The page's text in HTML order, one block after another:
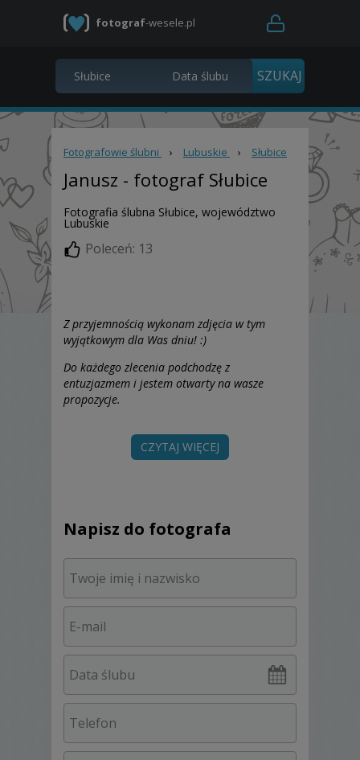
fotograf-wesele.pl
Fotografowie ślubni › Lubuskie › Słubice
Janusz - fotograf Słubice
Fotografia ślubna Słubice, województwo
Lubuskie
Poleceń: 13
Z przyjemnością wykonam zdjęcia w tym
wyjątkowym dla Was dniu! :)
Do każdego zlecenia podchodzę z
entuzjazmem i jestem otwarty na wasze
propozycje.
omówić szczegóły - proszę o kontakt.
CZYTAJ WIĘCEJ
Napisz do fotografa